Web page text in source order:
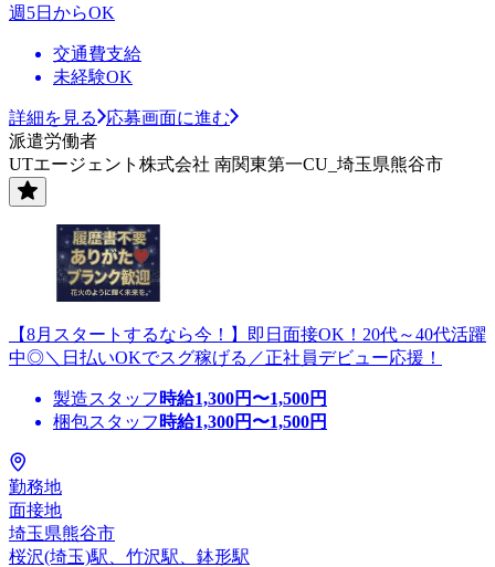
週5日からOK
交通費支給
未経験OK
詳細を見る
応募画面に進む
派遣労働者
UTエージェント株式会社 南関東第一CU_埼玉県熊谷市
【8月スタートするなら今！】即日面接OK！20代～40代活躍
中◎＼日払いOKでスグ稼げる／正社員デビュー応援！
製造スタッフ 時給1,300円〜1,500円
梱包スタッフ 時給1,300円〜1,500円
勤務地
面接地
埼玉県熊谷市
桜沢(埼玉)駅、竹沢駅、鉢形駅